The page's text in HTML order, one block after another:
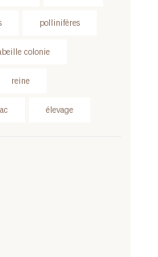
pollinifères
colonie
reine
élevage